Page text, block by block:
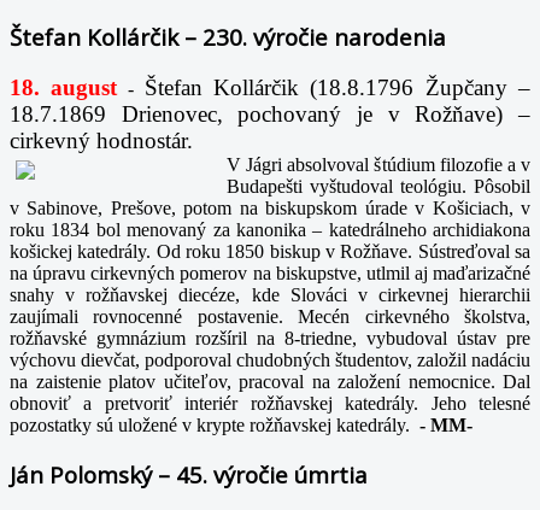
Štefan Kollárčik – 230. výročie narodenia
18. august -
Štefan Kollárčik (18.8.1796 Župčany –
18.7.1869 Drienovec, pochovaný je v Rožňave) –
cirkevný hodnostár.
V Jágri absolvoval štúdium filozofie a v
Budapešti vyštudoval teológiu. Pôsobil
v Sabinove, Prešove, potom na biskupskom úrade v Košiciach, v
roku 1834 bol menovaný za kanonika – katedrálneho archidiakona
košickej katedrály. Od roku 1850 biskup v Rožňave. Sústreďoval sa
na úpravu cirkevných pomerov na biskupstve, utlmil aj maďarizačné
snahy v rožňavskej diecéze, kde Slováci v cirkevnej hierarchii
zaujímali rovnocenné postavenie. Mecén cirkevného školstva,
rožňavské gymnázium rozšíril na 8-triedne, vybudoval ústav pre
výchovu dievčat, podporoval chudobných študentov, založil nadáciu
na zaistenie platov učiteľov, pracoval na založení nemocnice. Dal
obnoviť a pretvoriť interiér rožňavskej katedrály. Jeho telesné
pozostatky sú uložené v krypte rožňavskej katedrály. - MM-
Ján Polomský – 45. výročie úmrtia